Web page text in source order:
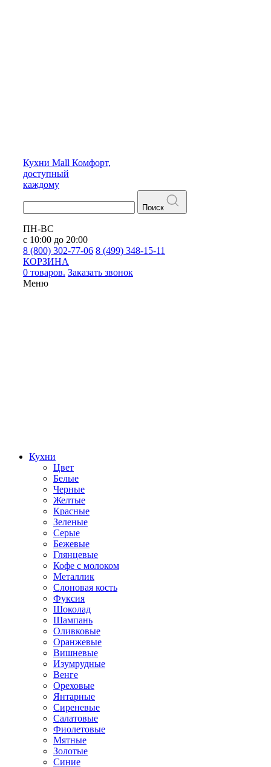
Кухни Mall Комфорт,
доступный
каждому
Поиск
ПН-ВС
с 10:00 до 20:00
8 (800) 302-77-06 8 (499) 348-15-11
КОРЗИНА
0 товаров. Заказать звонок
Меню
Кухни
Цвет
Белые
Черные
Желтые
Красные
Зеленые
Серые
Бежевые
Глянцевые
Кофе с молоком
Металлик
Слоновая кость
Фуксия
Шоколад
Шампань
Оливковые
Оранжевые
Вишневые
Изумрудные
Венге
Ореховые
Янтарные
Сиреневые
Салатовые
Фиолетовые
Мятные
Золотые
Синие